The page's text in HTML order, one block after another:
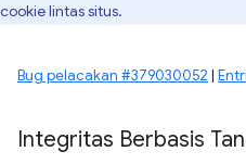
cookie lintas situs.
Bug pelacakan #379030052 |
Integritas Berbasis